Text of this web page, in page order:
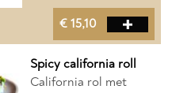
€ 15,10
Spicy california roll
California rol met